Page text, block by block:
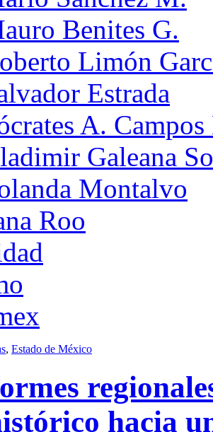
Benites G.
Limón
Estrada
A.
Galeana
Montalvo
Roo
, Estado de México
hacia